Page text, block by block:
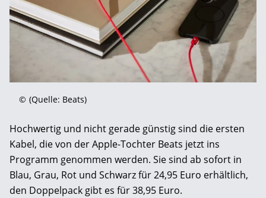
© (Quelle: Beats)
Hochwertig und nicht gerade günstig sind die ersten
Kabel, die von der Apple-Tochter Beats jetzt ins
Programm genommen werden. Sie sind ab sofort in
Blau, Grau, Rot und Schwarz für 24,95 Euro erhältlich,
den Doppelpack gibt es für 38,95 Euro.